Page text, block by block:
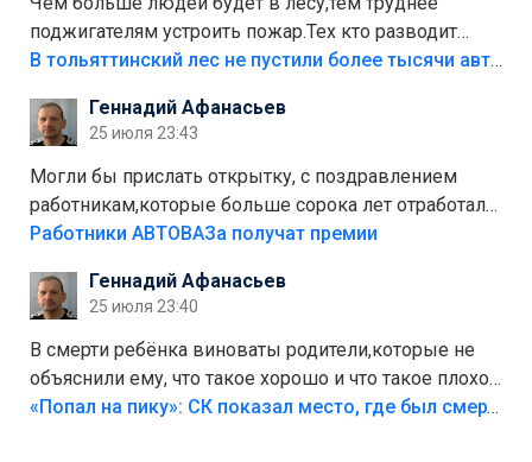
поджигателям устроить пожар.Тех кто разводит
костры,тех надо безбожно штрафовать.Камер полно
Штрафы мизерные.
В тольяттинский лес не пустили более тысячи автомобилей
Геннадий Афанасьев
25 июля 23:43
Могли бы прислать открытку, с поздравлением
работникам,которые больше сорока лет отработали
на предприятии.
Работники АВТОВАЗа получат премии
Геннадий Афанасьев
25 июля 23:40
В смерти ребёнка виноваты родители,которые не
объяснили ему, что такое хорошо и что такое плохо!
Лезть через такой забор,верх безумия,есть же
«Попал на пику»: СК показал место, где был смертельно травмирован ребенок в Тольятти